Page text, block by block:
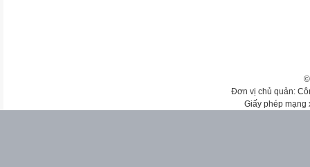
Đơn vị chủ quản:
Giấy phép mạng